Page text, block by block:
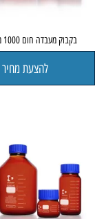
בקבוק מעבדה חום 1000 מל' GL80
להצעת מחיר